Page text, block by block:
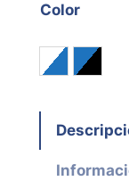
Color
Blanco /Royal